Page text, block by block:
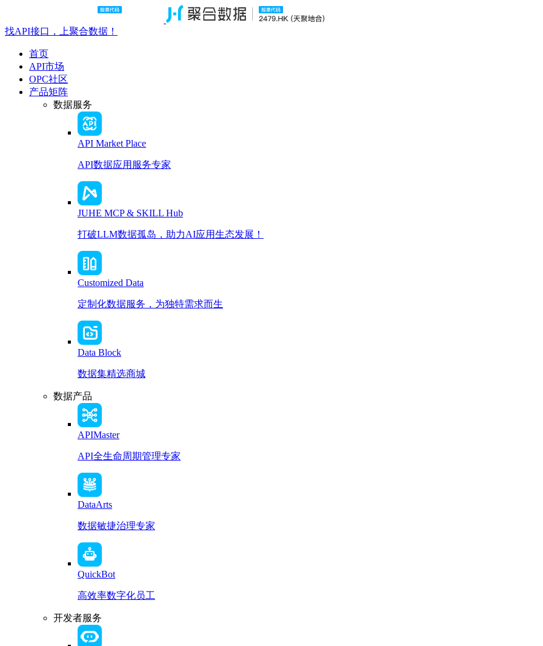
找API接口，上聚合数据！
首页
API市场
OPC社区
产品矩阵
数据服务
API Market Place
API数据应用服务专家
JUHE MCP & SKILL Hub
打破LLM数据孤岛，助力AI应用生态发展！
Customized Data
定制化数据服务，为独特需求而生
Data Block
数据集精选商城
数据产品
APIMaster
API全生命周期管理专家
DataArts
数据敏捷治理专家
QuickBot
高效率数字化员工
开发者服务